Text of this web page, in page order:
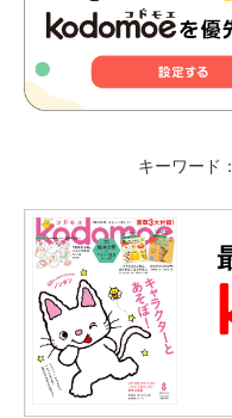
キーワード：